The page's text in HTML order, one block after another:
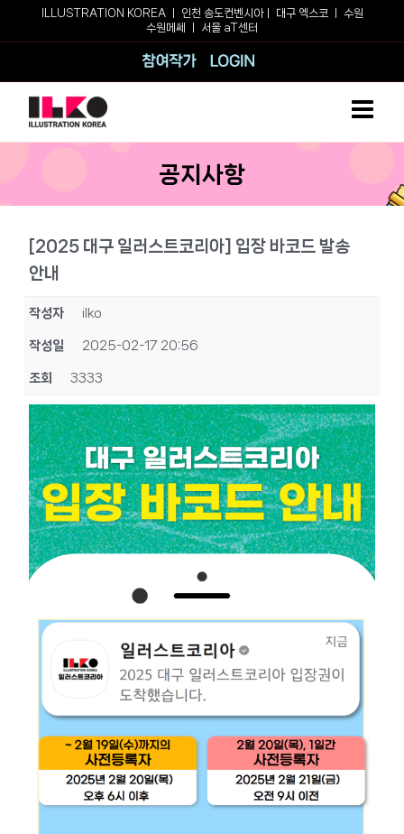
ILLUSTRATION KOREA ㅣ 인천 송도컨벤시아ㅣ 대구 엑스코
수원
수원메쎄
서울 aT센터
참여작가
공지사항
[2025 대구 일러스트코리아] 입장 바코드 발송
안내
작성자 ilko
작성일 2025-02-17 20:56
조회 3333